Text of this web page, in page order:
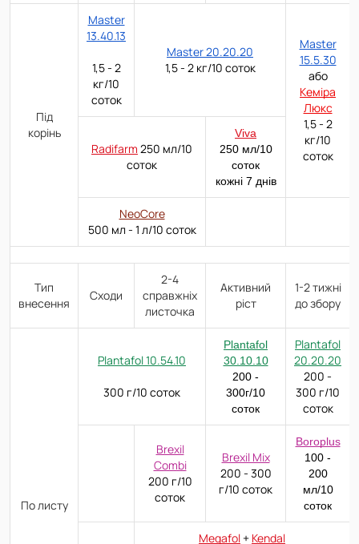
Під
корінь
Master
13.40.13
1,5 - 2
кг/10
соток
Master 20.20.20
1,5 - 2 кг/10 соток
Master
15.5.30
або
Кеміра
Люкс
1,5 - 2
кг/10
соток
Radifarm 250 мл/10
соток
Viva
250 мл/10
соток
кожні 7 днів
NeoCore
500 мл - 1 л/10 соток
Тип
внесення
Сходи
2-4
справжніх
листочка
Активний
ріст
1-2 тижні
до збору
По листу
Plantafol 10.54.10
300 г/10 соток
Plantafol
30.10.10
200 -
300г/10
соток
Plantafol
20.20.20
200 -
300 г/10
соток
Brexil
Combi
200 г/10
соток
Brexil Mix
200 - 300
г/10 соток
Boroplus
100 -
200
мл/10
соток
Megafol + Kendal